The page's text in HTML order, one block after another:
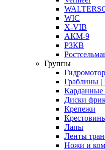
WIC
X-VIB
АКМ-9
РЗКВ
Группы
Граблины |
Диски
Крепежи
Лапы
Ленты
Ножи и